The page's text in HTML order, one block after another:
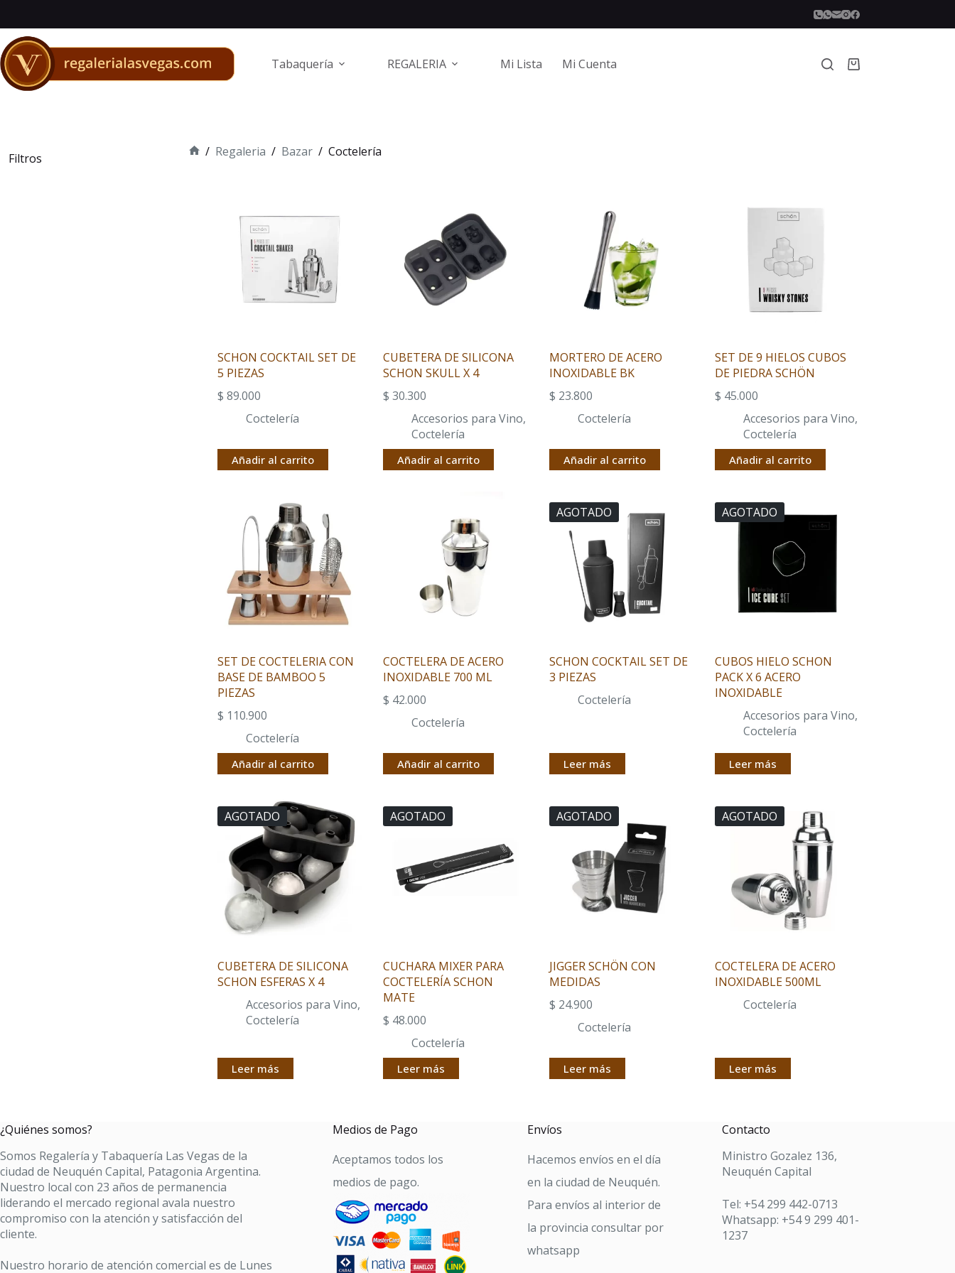
contenido
Tabaquería
REGALERIA Mi Lista Mi Cuenta
Carro
/ Regaleria / Bazar / Coctelería
SCHON COCKTAIL SET DE
5 PIEZAS
$ 89.000
Coctelería
Añadir al carrito
CUBETERA DE SILICONA
SCHON SKULL X 4
$ 30.300
Accesorios para Vino,
Coctelería
Añadir al carrito
MORTERO DE ACERO
INOXIDABLE BK
$ 23.800
Coctelería
Añadir al carrito
SET DE 9 HIELOS CUBOS
DE PIEDRA SCHÖN
$ 45.000
Accesorios para Vino,
Coctelería
Añadir al carrito
SET DE COCTELERIA CON
BASE DE BAMBOO 5
PIEZAS
$ 110.900
Coctelería
Añadir al carrito
COCTELERA DE ACERO
INOXIDABLE 700 ML
$ 42.000
Coctelería
Añadir al carrito
AGOTADO
SCHON COCKTAIL SET DE
3 PIEZAS
Coctelería
Leer más
AGOTADO
CUBOS HIELO SCHON
PACK X 6 ACERO
INOXIDABLE
Accesorios para Vino,
Coctelería
Leer más
AGOTADO
CUBETERA DE SILICONA
SCHON ESFERAS X 4
Accesorios para Vino,
Coctelería
Leer más
AGOTADO
CUCHARA MIXER PARA
COCTELERÍA SCHON
MATE
$ 48.000
Coctelería
Leer más
AGOTADO
JIGGER SCHÖN CON
MEDIDAS
$ 24.900
Coctelería
Leer más
AGOTADO
COCTELERA DE ACERO
INOXIDABLE 500ML
Coctelería
Leer más
Filtros
¿Quiénes somos?
Somos Regalería y Tabaquería Las Vegas de la
ciudad de Neuquén Capital, Patagonia Argentina.
Nuestro local con 23 años de permanencia
liderando el mercado regional avala nuestro
compromiso con la atención y satisfacción del
cliente.
Nuestro horario de atención comercial es de Lunes
Medios de Pago
Aceptamos todos los
medios de pago.
Envíos
Hacemos envíos en el día
en la ciudad de Neuquén.
Para envíos al interior de
la provincia consultar por
whatsapp
Contacto
Ministro Gozalez 136,
Neuquén Capital
Tel: +54 299 442-0713
Whatsapp: +54 9 299 401-
1237